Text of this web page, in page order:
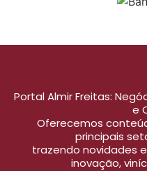
Portal Almir Freitas:
e
Oferecemos
principais
trazendo novidades
inovação,